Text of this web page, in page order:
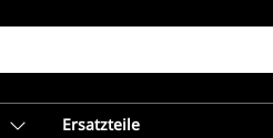
Ersatzteile